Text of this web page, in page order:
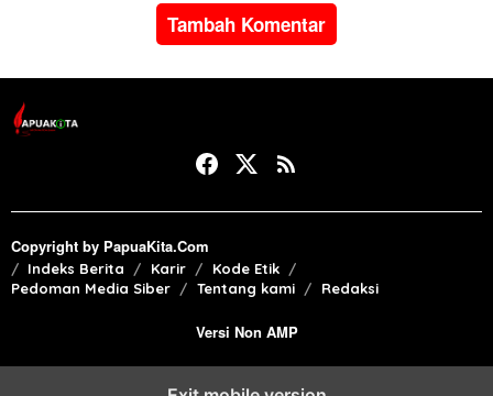
Tambah Komentar
Copyright by PapuaKita.Com
Indeks Berita Karir
Kode Etik
Pedoman Media Siber
Tentang kami Redaksi
Versi Non AMP